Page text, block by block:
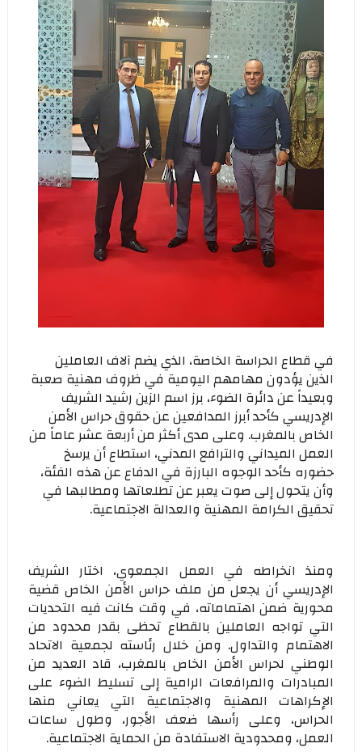
في قطاع الحراسة الخاصة، الذي يضم آلاف العاملين
الذين يؤدون مهامهم اليومية في ظروف مهنية صعبة
وبعيداً عن دائرة الضوء، برز اسم الزين رشيد الشريف
الإدريسي كأحد أبرز المدافعين عن حقوق حراس الأمن
الخاص بالمغرب. وعلى مدى أكثر من أربعة عشر عاماً من
العمل الميداني والترافع المدني، استطاع أن يرسخ
حضوره كأحد الوجوه البارزة في الدفاع عن هذه الفئة،
وأن يتحول إلى صوت يعبر عن تطلعاتها ومطالبها في
تحقيق الكرامة المهنية والعدالة الاجتماعية.
ومنذ انخراطه في العمل الجمعوي، اختار الشريف
الإدريسي أن يجعل من ملف حراس الأمن الخاص قضية
محورية ضمن اهتماماته، في وقت كانت فيه التحديات
التي تواجه العاملين بالقطاع تحظى بقدر محدود من
الاهتمام والتداول. ومن خلال رئاسته لجمعية الاتحاد
الوطني لحراس الأمن الخاص بالمغرب، قاد العديد من
المبادرات والمرافعات الرامية إلى تسليط الضوء على
الإكراهات المهنية والاجتماعية التي يعاني منها
الحراس، وعلى رأسها ضعف الأجور، وطول ساعات
العمل، ومحدودية الاستفادة من الحماية الاجتماعية.